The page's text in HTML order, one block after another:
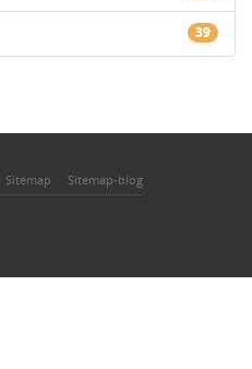
39
Sitemap Sitemap-blog